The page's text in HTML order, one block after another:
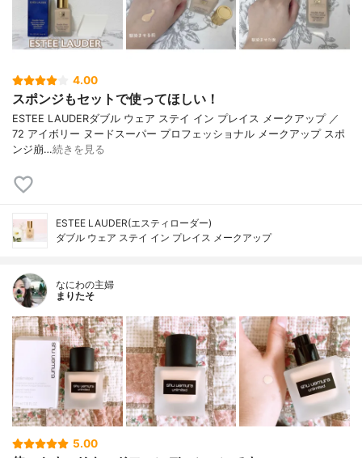
4.00
スポンジもセットで使ってほしい！
ESTEE LAUDERダブル ウェア ステイ イン プレイス メークアップ ／
72 アイボリー ヌードスーパー プロフェッショナル メークアップ スポ
ンジ崩…続きを見る
ESTEE LAUDER(エスティローダー)
ダブル ウェア ステイ イン プレイス メークアップ
なにわの主婦
まりたそ
5.00